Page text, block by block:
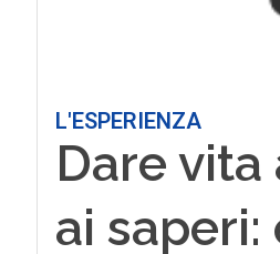
L'ESPERIENZA
Dare vita
ai